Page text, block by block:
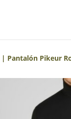
| Pantalón Pikeur